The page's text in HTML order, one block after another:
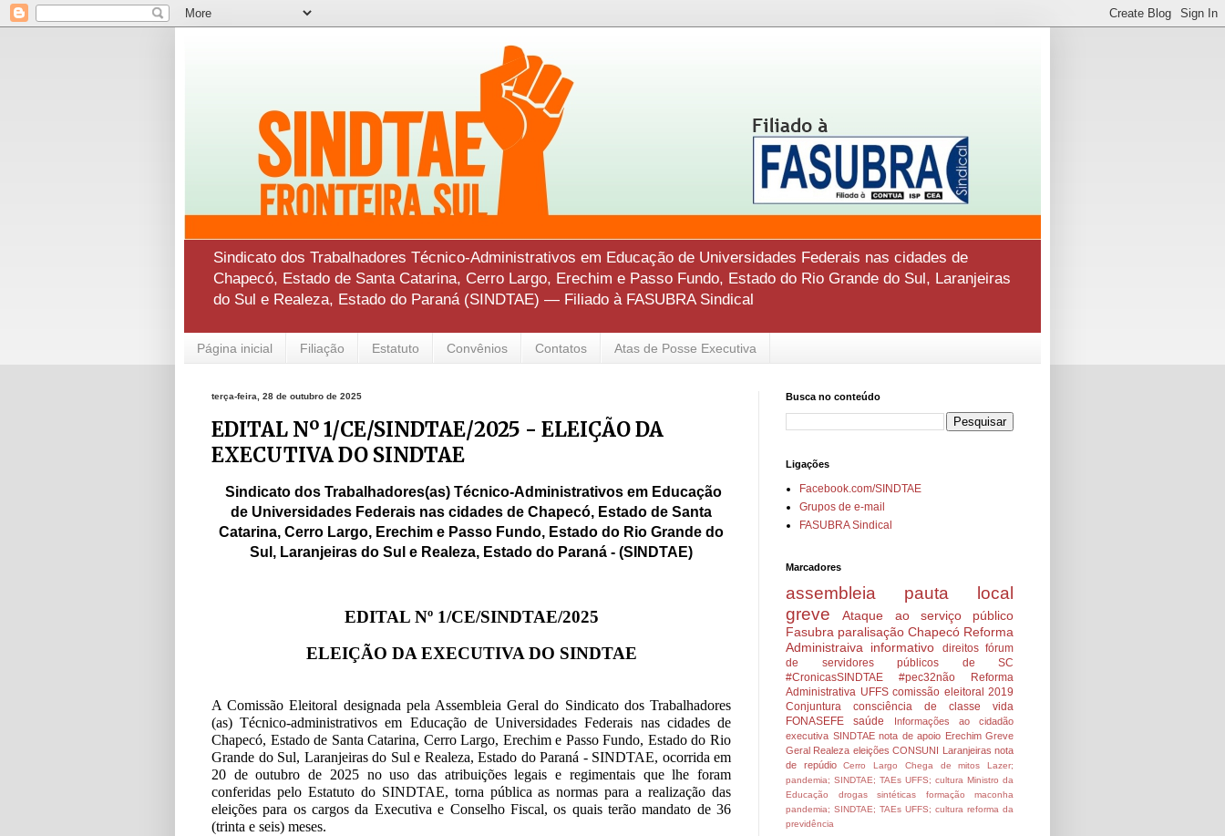
Sindicato dos Trabalhadores Técnico-Administrativos em Educação de Universidades Federais nas cidades de
Chapecó, Estado de Santa Catarina, Cerro Largo, Erechim e Passo Fundo, Estado do Rio Grande do Sul, Laranjeiras
do Sul e Realeza, Estado do Paraná (SINDTAE) — Filiado à FASUBRA Sindical
Página inicial Filiação Estatuto Convênios Contatos Atas de Posse Executiva
terça-feira, 28 de outubro de 2025
EDITAL Nº 1/CE/SINDTAE/2025 - ELEIÇÃO DA
EXECUTIVA DO SINDTAE
Sindicato dos Trabalhadores(as) Técnico-Administrativos em Educação
de Universidades Federais nas cidades de Chapecó, Estado de Santa
Catarina, Cerro Largo, Erechim e Passo Fundo, Estado do Rio Grande do
Sul, Laranjeiras do Sul e Realeza, Estado do Paraná - (SINDTAE)
EDITAL Nº 1/CE/SINDTAE/2025
ELEIÇÃO DA EXECUTIVA DO SINDTAE
A Comissão Eleitoral designada pela Assembleia Geral do Sindicato dos Trabalhadores
(as) Técnico-administrativos em Educação de Universidades Federais nas cidades de
Chapecó, Estado de Santa Catarina, Cerro Largo, Erechim e Passo Fundo, Estado do Rio
Grande do Sul, Laranjeiras do Sul e Realeza, Estado do Paraná - SINDTAE, ocorrida em
20 de outubro de 2025 no uso das atribuições legais e regimentais que lhe foram
conferidas pelo Estatuto do SINDTAE, torna pública as normas para a realização das
eleições para os cargos da Executiva e Conselho Fiscal, os quais terão mandato de 36
(trinta e seis) meses.
Busca no conteúdo
Ligações
Facebook.com/SINDTAE
Grupos de e-mail
FASUBRA Sindical
Marcadores
assembleia
pauta local
greve
Ataque ao serviço público
Fasubra paralisação Chapecó Reforma
Administraiva
informativo direitos fórum
de servidores públicos de SC
#CronicasSINDTAE
#pec32não
Reforma
Administrativa UFFS comissão eleitoral 2019
Conjuntura
consciência de classe
vida
FONASEFE
saúde
Informações ao cidadão
executiva SINDTAE nota de apoio Erechim Greve
Geral Realeza eleições CONSUNI Laranjeiras nota
de repúdio
Cerro Largo Chega de mitos
Lazer;
pandemia; SINDTAE; TAEs UFFS; cultura Ministro da
Educação
drogas sintéticas formação
maconha
pandemia; SINDTAE; TAEs UFFS; cultura reforma da
previdência